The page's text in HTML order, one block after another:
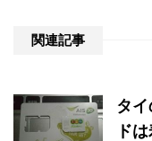
関連記事
タ
ド